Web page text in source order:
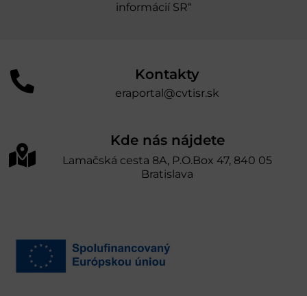
informácií SR“
Kontakty
eraportal@cvtisr.sk
Kde nás nájdete
Lamačská cesta 8A, P.O.Box 47, 840 05
Bratislava